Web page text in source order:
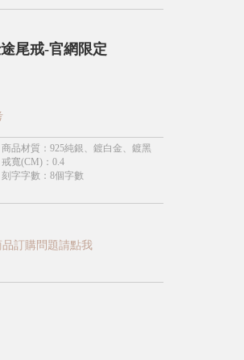
尾戒-官網限定
商品材質 ： 925純銀、鍍白金、鍍黑
戒寬(CM)： 0.4
刻字字數 ： 8個字數
品訂購問題請點我